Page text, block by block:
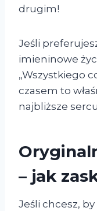
drugim!
Jeśli
imieninowe
„Wszystkiego
czasem to
najbliższe
– jak
Jeśli chcesz,